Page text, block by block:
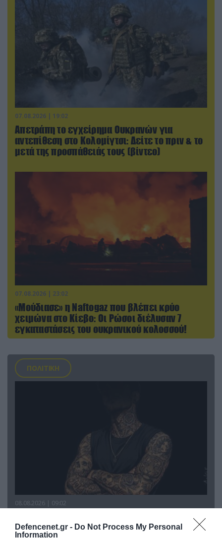
Defencenet.gr - Do Not Process My Personal
Information
07.08.2026 | 19:02
Απετράπη το εγχείρημα Ουκρανών για
αντεπίθεση στο Κολομίγτσι: Δείτε το πριν & το
μετά της προσπάθειάς τους (βίντεο)
07.08.2026 | 23:02
«Μούδιασε» η Naftogaz που βλέπει κρύο
χειμώνα στο Κίεβο: Οι Ρώσοι διέλυσαν 7
εγκαταστάσεις του ουκρανικού κολοσσού!
ΠΟΛΙΤΙΚΗ
08.08.2026 | 09:02
«Η απόλυτη τραγωδία»: Η «αιχμηρή» ανάρτηση
του Αρκά για τα τατουάζ (φωτο)